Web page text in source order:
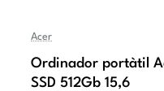
Acer
Ordinador portàtil
SSD 512Gb 15,6